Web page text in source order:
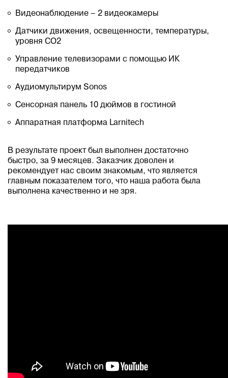
Видеонаблюдение – 2 видеокамеры
Датчики движения, освещенности, температуры,
уровня СО2
Управление телевизорами с помощью ИК
передатчиков
Аудиомультирум Sonos
Сенсорная панель 10 дюймов в гостиной
Аппаратная платформа Larnitech
В результате проект был выполнен достаточно
быстро, за 9 месяцев. Заказчик доволен и
рекомендует нас своим знакомым, что является
главным показателем того, что наша работа была
выполнена качественно и не зря.